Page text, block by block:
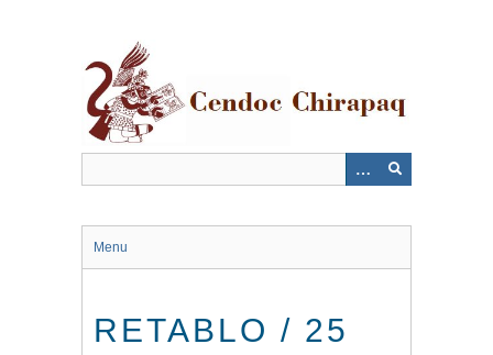
Menu
RETABLO / 25